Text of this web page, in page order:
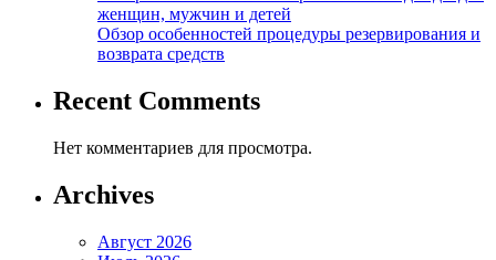
женщин, мужчин и детей
Обзор особенностей процедуры резервирования и
возврата средств
Recent Comments
Нет комментариев для просмотра.
Archives
Август 2026